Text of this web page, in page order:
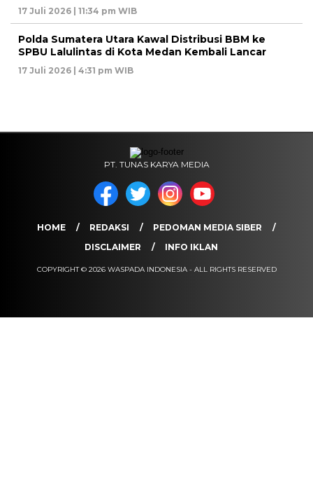
17 Juli 2026 | 11:34 pm WIB
Polda Sumatera Utara Kawal Distribusi BBM ke
SPBU Lalulintas di Kota Medan Kembali Lancar
17 Juli 2026 | 4:31 pm WIB
PT. TUNAS KARYA MEDIA
HOME REDAKSI
PEDOMAN MEDIA SIBER
DISCLAIMER
INFO IKLAN
COPYRIGHT © 2026 WASPADA INDONESIA - ALL RIGHTS RESERVED